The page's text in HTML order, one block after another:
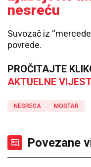
nesreću
Suvozač iz
povrede.
PROČITAJTE
AKTUELNE
NESREĆA MOSTAR
Povezane